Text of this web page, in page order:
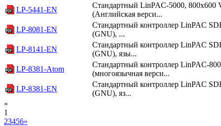
LP-5441-EN
Стандартный LinPAC-5000, 800х600
(Английская верси...
LP-8081-EN
Стандартный контроллер LinPAC
(GNU), ...
LP-8141-EN
Стандартный контроллер LinPAC
(GNU), язы...
LP-8381-Atom
Стандартный контроллер LinPAC-
(многоязычная верси...
LP-8381-EN
Стандартный контроллер LinPAC
(GNU), яз...
«
1
23456»